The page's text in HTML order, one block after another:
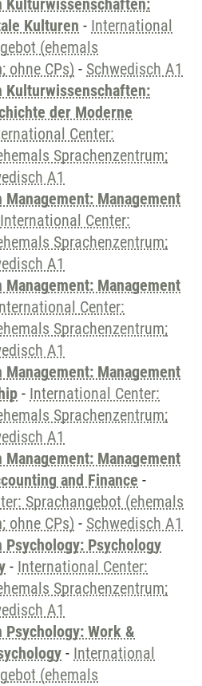
Kulturwissenschaften:
Kulturen - International
(ehemals
ohne CPs) - Schwedisch A1
Kulturwissenschaften:
der Moderne
Center:
Sprachenzentrum;
A1
Management
International Center:
Sprachenzentrum;
A1
Management
Center:
Sprachenzentrum;
A1
Management
- International Center:
Sprachenzentrum;
A1
Management
and Finance -
Sprachangebot (ehemals
ohne CPs) - Schwedisch A1
Psychology: Psychology
- International Center:
Sprachenzentrum;
A1
Work &
- International
(ehemals